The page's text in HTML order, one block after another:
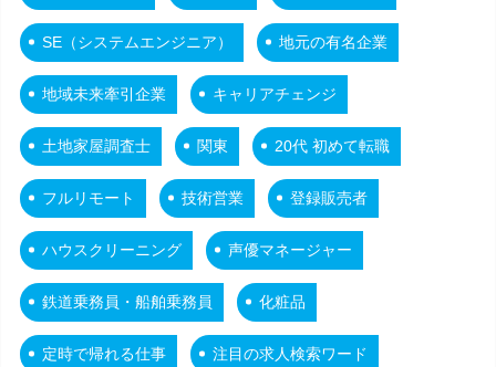
SE（システムエンジニア） 地元の有名企業
地域未来牽引企業 キャリアチェンジ
土地家屋調査士 関東 20代 初めて転職
フルリモート 技術営業 登録販売者
ハウスクリーニング 声優マネージャー
鉄道乗務員・船舶乗務員 化粧品
定時で帰れる仕事 注目の求人検索ワード